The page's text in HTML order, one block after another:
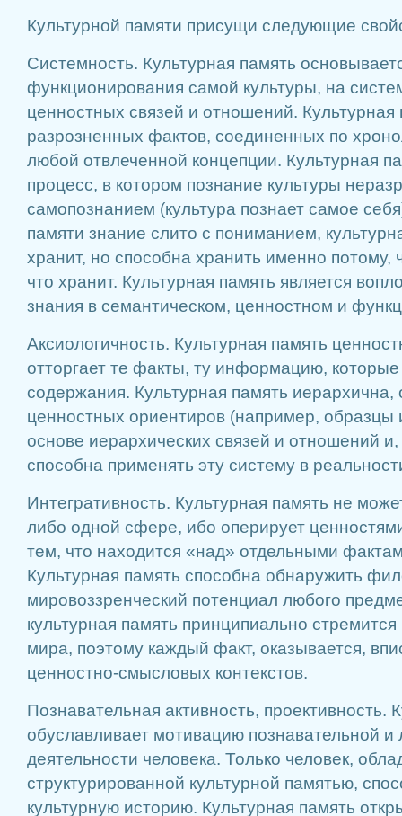
Культурной памяти присущи следующие
Системность. Культурная память
функционирования самой культуры, на
ценностных связей и отношений. Культурная
разрозненных фактов, соединенных по
любой отвлеченной концепции. Культурная
процесс, в котором познание культуры
самопознанием (культура познает самое
памяти знание слито с пониманием,
хранит, но способна хранить именно потому,
что хранит. Культурная память является
знания в семантическом, ценностном и
Аксиологичность. Культурная память
отторгает те факты, ту информацию,
содержания. Культурная память иерархична,
ценностных ориентиров (например, образцы
основе иерархических связей и отношений и,
способна применять эту систему в
Интегративность. Культурная память не
либо одной сфере, ибо оперирует
тем, что находится «над» отдельными
Культурная память способна обнаружить
мировоззренческий потенциал любого
культурная память принципиально
мира, поэтому каждый факт, оказывается,
ценностно-смысловых контекстов.
Познавательная активность, проективность.
обуславливает мотивацию познавательной
деятельности человека. Только человек,
структурированной культурной памятью,
культурную историю. Культурная память